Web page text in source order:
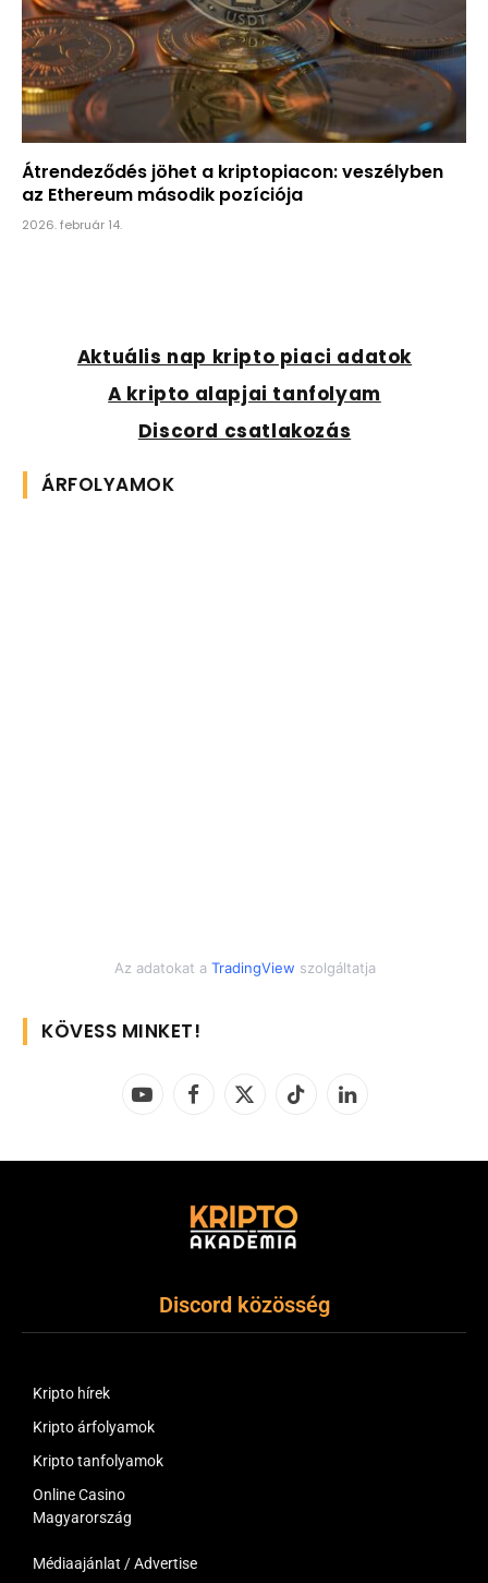
Átrendeződés jöhet a kriptopiacon: veszélyben
az Ethereum második pozíciója
2026. február 14.
Aktuális nap kripto piaci adatok
A kripto alapjai tanfolyam
Discord csatlakozás
ÁRFOLYAMOK
Az adatokat a TradingView szolgáltatja
KÖVESS MINKET!
YouTubeFacebook
X
TikTok LinkedIn
Discord közösség
Kripto hírek
Kripto árfolyamok
Kripto tanfolyamok
Online Casino
Magyarország
Médiaajánlat / Advertise